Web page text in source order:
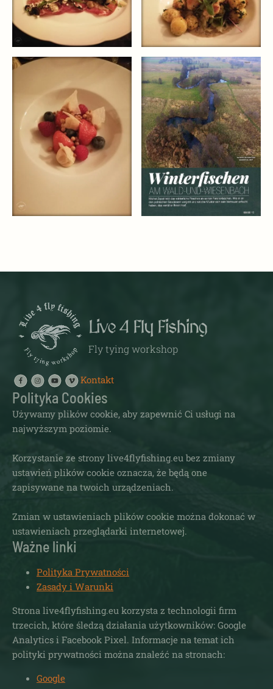
Live 4 Fly Fishing
Fly tying workshop
Kontakt
Polityka Cookies
Używamy plików cookie, aby zapewnić Ci usługi na
najwyższym poziomie.
Korzystanie ze strony live4flyfishing.eu bez zmiany
ustawień plików cookie oznacza, że będą one
zapisywane na twoich urządzeniach.
Zmian w ustawieniach plików cookie można dokonać w
ustawieniach przeglądarki internetowej.
Ważne linki
Polityka Prywatności
Zasady i Warunki
Strona live4flyfishing.eu korzysta z technologii firm
trzecich, które śledzą działania użytkowników: Google
Analytics i Facebook Pixel. Informacje na temat ich
polityki prywatności można znaleźć na stronach:
Google